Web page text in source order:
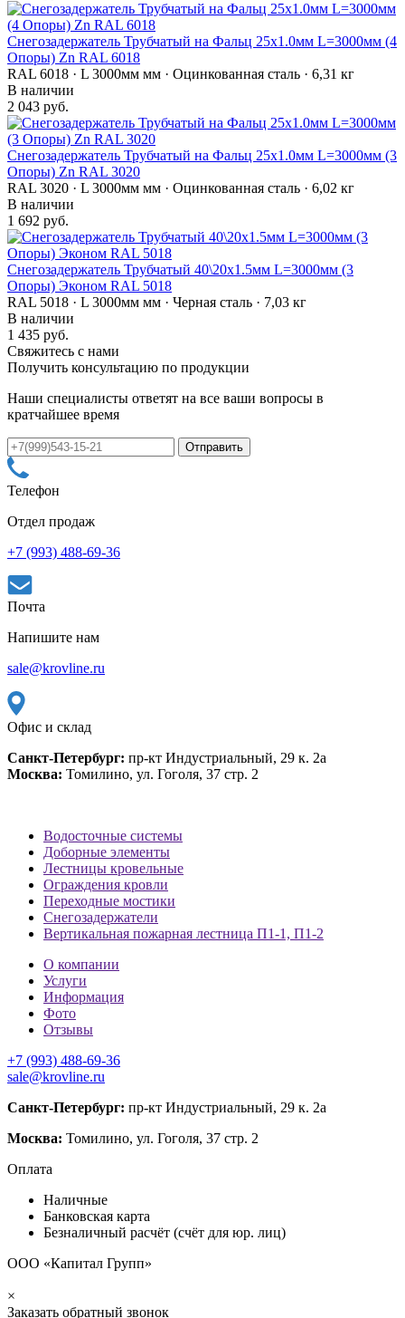
Снегозадержатель Трубчатый на Фальц 25х1.0мм L=3000мм (4
Опоры) Zn RAL 6018
RAL 6018 · L 3000мм мм · Оцинкованная сталь · 6,31 кг
В наличии
2 043 руб.
Снегозадержатель Трубчатый на Фальц 25х1.0мм L=3000мм (3
Опоры) Zn RAL 3020
RAL 3020 · L 3000мм мм · Оцинкованная сталь · 6,02 кг
В наличии
1 692 руб.
Снегозадержатель Трубчатый 40\20х1.5мм L=3000мм (3
Опоры) Эконом RAL 5018
RAL 5018 · L 3000мм мм · Черная сталь · 7,03 кг
В наличии
1 435 руб.
Свяжитесь с нами
Получить консультацию по продукции
Наши специалисты ответят на все ваши вопросы в
кратчайшее время
Телефон
Отдел продаж
+7 (993) 488-69-36
Почта
Напишите нам
sale@krovline.ru
Офис и склад
Санкт-Петербург: пр-кт Индустриальный, 29 к. 2а
Москва: Томилино, ул. Гоголя, 37 стр. 2
Водосточные системы
Доборные элементы
Лестницы кровельные
Ограждения кровли
Переходные мостики
Снегозадержатели
Вертикальная пожарная лестница П1-1, П1-2
О компании
Услуги
Информация
Фото
Отзывы
+7 (993) 488-69-36
sale@krovline.ru
Санкт-Петербург: пр-кт Индустриальный, 29 к. 2а
Москва: Томилино, ул. Гоголя, 37 стр. 2
Оплата
Наличные
Банковская карта
Безналичный расчёт (счёт для юр. лиц)
ООО «Капитал Групп»
×
Заказать обратный звонок